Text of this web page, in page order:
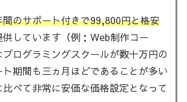
間のサポート付きで99,800円と格安
しています（例：Web制作コー
ログラミングスクールが数十万円の
期間も三ヵ月ほどであることが多い
べて非常に安価な価格設定となって